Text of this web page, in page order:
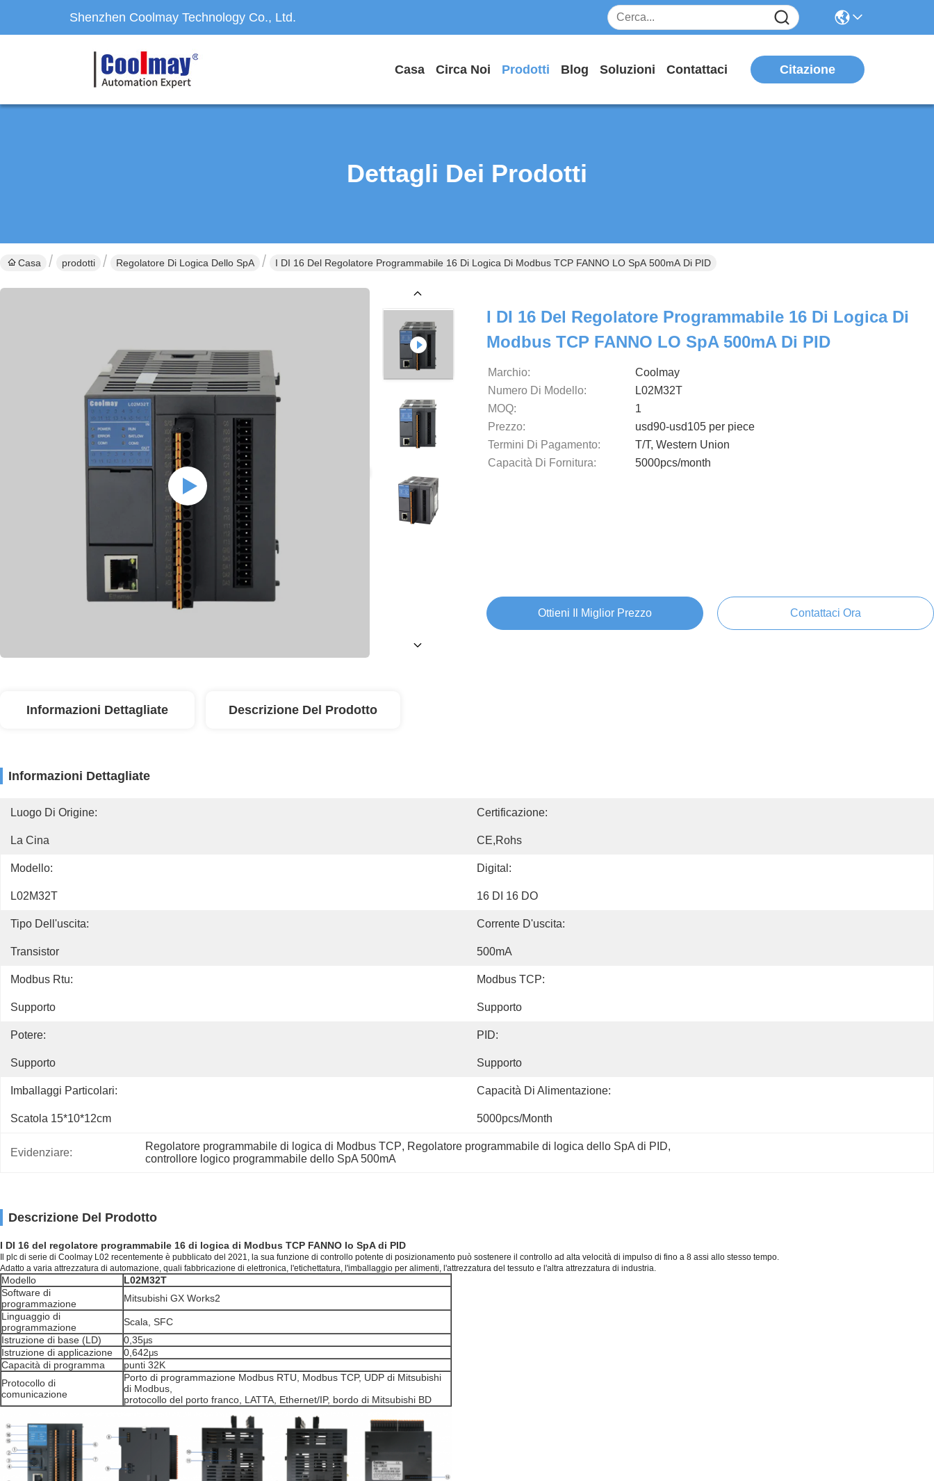
Shenzhen Coolmay Technology Co., Ltd.
Casa Circa Noi Prodotti Blog Soluzioni Contattaci Citazione
Dettagli Dei Prodotti
Casa prodotti Regolatore Di Logica Dello SpA I DI 16 Del Regolatore Programmabile 16 Di Logica Di Modbus TCP FANNO LO SpA 500mA Di PID
I DI 16 Del Regolatore Programmabile 16 Di Logica Di
Modbus TCP FANNO LO SpA 500mA Di PID
Marchio:
Coolmay
Numero Di Modello:
L02M32T
MOQ:
1
Prezzo:
usd90-usd105 per piece
Termini Di Pagamento:
T/T, Western Union
Capacità Di Fornitura:
5000pcs/month
Ottieni Il Miglior Prezzo Contattaci Ora
Informazioni Dettagliate Descrizione Del Prodotto
Informazioni Dettagliate
Luogo Di Origine:
La Cina
Certificazione:
CE,Rohs
Modello:
L02M32T
Digital:
16 DI 16 DO
Tipo Dell'uscita:
Transistor
Corrente D'uscita:
500mA
Modbus Rtu:
Supporto
Modbus TCP:
Supporto
Potere:
Supporto
PID:
Supporto
Imballaggi Particolari:
Scatola 15*10*12cm
Capacità Di Alimentazione:
5000pcs/month
Evidenziare:
Regolatore programmabile di logica di Modbus TCP, Regolatore programmabile di logica dello SpA di PID,
controllore logico programmabile dello SpA 500mA
Descrizione Del Prodotto
I DI 16 del regolatore programmabile 16 di logica di Modbus TCP FANNO lo SpA di PID
Il plc di serie di Coolmay L02 recentemente è pubblicato del 2021, la sua funzione di controllo potente di posizionamento può sostenere il controllo ad alta velocità di impulso di fino a 8 assi allo stesso tempo.
Adatto a varia attrezzatura di automazione, quali fabbricazione di elettronica, l'etichettatura, l'imballaggio per alimenti, l'attrezzatura del tessuto e l'altra attrezzatura di industria.
Modello
L02M32T
Software di
programmazione
Mitsubishi GX Works2
Linguaggio di
programmazione
Scala, SFC
Istruzione di base (LD)
0,35μs
Istruzione di applicazione 0,642μs
Capacità di programma
punti 32K
Protocollo di
comunicazione
Porto di programmazione Modbus RTU, Modbus TCP, UDP di Mitsubishi
di Modbus,
protocollo del porto franco, LATTA, Ethernet/IP, bordo di Mitsubishi BD